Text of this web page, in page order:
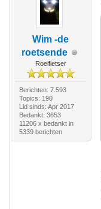
Wim -de
roetsende
Roeifietser
Berichten: 7.593
Topics: 190
Lid sinds: Apr 2017
Bedankt: 3653
11206 x bedankt in
5339 berichten